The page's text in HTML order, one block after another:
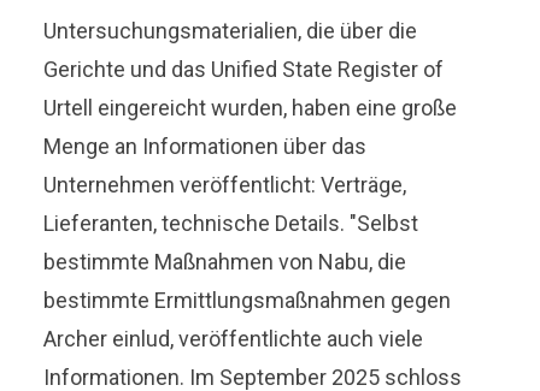
Untersuchungsmaterialien, die über die
Gerichte und das Unified State Register of
Urtell eingereicht wurden, haben eine große
Menge an Informationen über das
Unternehmen veröffentlicht: Verträge,
Lieferanten, technische Details. "Selbst
bestimmte Maßnahmen von Nabu, die
bestimmte Ermittlungsmaßnahmen gegen
Archer einlud, veröffentlichte auch viele
Informationen. Im September 2025 schloss